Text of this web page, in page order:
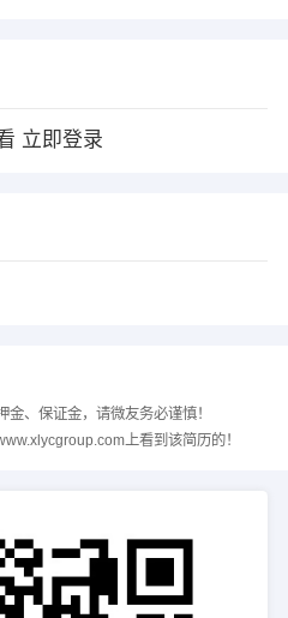
立即登录
、保证金，请微友务必谨慎！
上看到该简历的！